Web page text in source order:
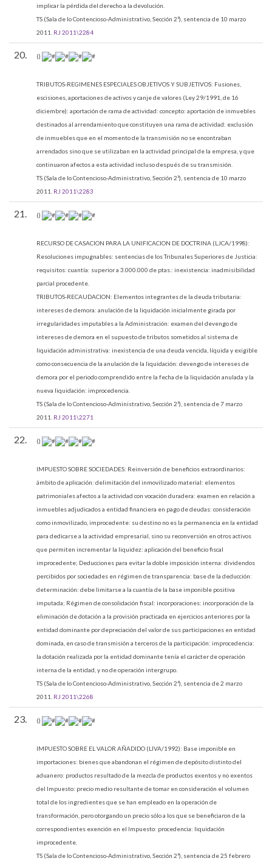
implicar la pérdida del derecho a la devolución.
TS (Sala de lo Contencioso-Administrativo, Sección 2ª), sentencia de 10 marzo
2011. RJ 2011\2284
20. ()
TRIBUTOS-REGIMENES ESPECIALES OBJETIVOS Y SUBJETIVOS: Fusiones,
escisiones, aportaciones de activos y canje de valores (Ley 29/1991, de 16
diciembre): aportación de rama de actividad: concepto: aportación de inmuebles
destinados al arrendamiento que constituyen una rama de actividad: exclusión
de inmuebles que en el momento de la transmisión no se encontraban
arrendados sino que se utilizaban en la actividad principal de la empresa, y que
continuaron afectos a esta actividad incluso después de su transmisión.
TS (Sala de lo Contencioso-Administrativo, Sección 2ª), sentencia de 10 marzo
2011. RJ 2011\2283
21. ()
RECURSO DE CASACION PARA LA UNIFICACION DE DOCTRINA (LJCA/1998):
Resoluciones impugnables: sentencias de los Tribunales Superiores de Justicia:
requisitos: cuantía: superior a 3.000.000 de ptas.: inexistencia: inadmisibilidad
parcial procedente.
TRIBUTOS-RECAUDACION: Elementos integrantes de la deuda tributaria:
intereses de demora: anulación de la liquidación inicialmente girada por
irregularidades imputables a la Administración: examen del devengo de
intereses de demora en el supuesto de tributos sometidos al sistema de
liquidación administrativa: inexistencia de una deuda vencida, líquida y exigible
como consecuencia de la anulación de la liquidación: devengo de intereses de
demora por el periodo comprendido entre la fecha de la liquidación anulada y la
nueva liquidación: improcedencia.
TS (Sala de lo Contencioso-Administrativo, Sección 2ª), sentencia de 7 marzo
2011. RJ 2011\2271
22. ()
IMPUESTO SOBRE SOCIEDADES: Reinversión de beneficios extraordinarios:
ámbito de aplicación: delimitación del inmovilizado material: elementos
patrimoniales afectos a la actividad con vocación duradera: examen en relación a
inmuebles adjudicados a entidad financiera en pago de deudas: consideración
como inmovilizado, improcedente: su destino no es la permanencia en la entidad
para dedicarse a la actividad empresarial, sino su reconversión en otros activos
que permiten incrementar la liquidez: aplicación del beneficio fiscal
improcedente; Deducciones para evitar la doble imposición interna: dividendos
percibidos por sociedades en régimen de transparencia: base de la deducción:
determinación: debe limitarse a la cuantía de la base imponible positiva
imputada; Régimen de consolidación fiscal: incorporaciones: incorporación de la
eliminación de dotación a la provisión practicada en ejercicios anteriores por la
entidad dominante por depreciación del valor de sus participaciones en entidad
dominada, en caso de transmisión a terceros de la participación: improcedencia:
la dotación realizada por la entidad dominante tenía el carácter de operación
interna de la entidad, y no de operación intergrupo.
TS (Sala de lo Contencioso-Administrativo, Sección 2ª), sentencia de 2 marzo
2011. RJ 2011\2268
23. ()
IMPUESTO SOBRE EL VALOR AÑADIDO (LIVA/1992): Base imponible en
importaciones: bienes que abandonan el régimen de depósito distinto del
aduanero: productos resultado de la mezcla de productos exentos y no exentos
del Impuesto: precio medio resultante de tomar en consideración el volumen
total de los ingredientes que se han empleado en la operación de
transformación, pero otorgando un precio sólo a los que se beneficiaron de la
correspondientes exención en el Impuesto: procedencia: liquidación
improcedente.
TS (Sala de lo Contencioso-Administrativo, Sección 2ª), sentencia de 25 febrero